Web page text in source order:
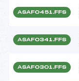
ASAF0451.FFS
ASAF0341.FFS
ASAF0301.FFS